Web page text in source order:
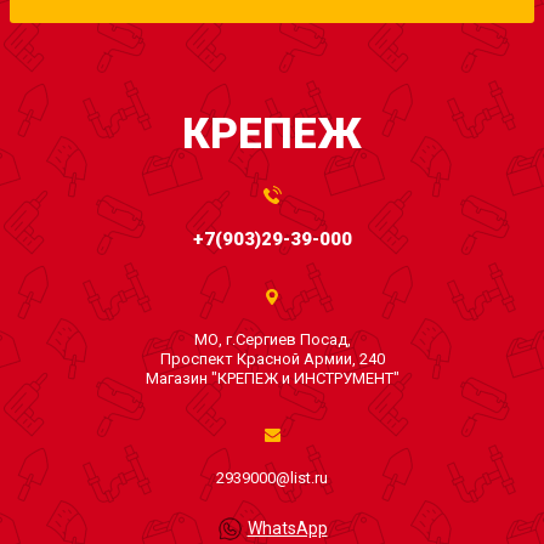
КРЕПЕЖ
+7(903)29-39-000
МО, г.Сергиев Посад,
Проспект Красной Армии, 240
Магазин "КРЕПЕЖ и ИНСТРУМЕНТ"
2939000@list.ru
WhatsApp